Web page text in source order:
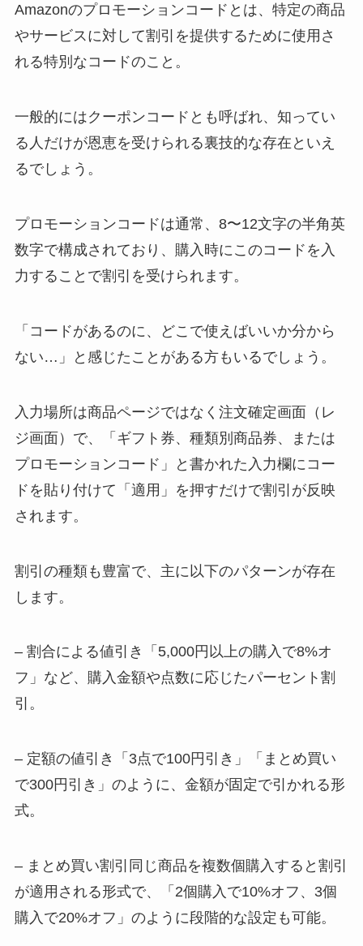
Amazonのプロモーションコードとは、特定の商品
やサービスに対して割引を提供するために使用さ
れる特別なコードのこと。
一般的にはクーポンコードとも呼ばれ、知ってい
る人だけが恩恵を受けられる裏技的な存在といえ
るでしょう。
プロモーションコードは通常、8〜12文字の半角英
数字で構成されており、購入時にこのコードを入
力することで割引を受けられます。
「コードがあるのに、どこで使えばいいか分から
ない…」と感じたことがある方もいるでしょう。
入力場所は商品ページではなく注文確定画面（レ
ジ画面）で、「ギフト券、種類別商品券、または
プロモーションコード」と書かれた入力欄にコー
ドを貼り付けて「適用」を押すだけで割引が反映
されます。
割引の種類も豊富で、主に以下のパターンが存在
します。
– 割合による値引き「5,000円以上の購入で8%オ
フ」など、購入金額や点数に応じたパーセント割
引。
– 定額の値引き「3点で100円引き」「まとめ買い
で300円引き」のように、金額が固定で引かれる形
式。
– まとめ買い割引同じ商品を複数個購入すると割引
が適用される形式で、「2個購入で10%オフ、3個
購入で20%オフ」のように段階的な設定も可能。